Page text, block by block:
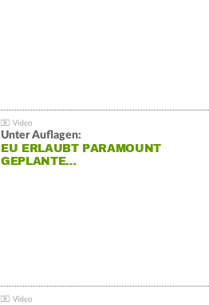
Unter Auflagen:
EU ERLAUBT PARAMOUNT
GEPLANTE…